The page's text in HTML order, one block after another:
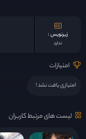
زیرنویس :
ندارد
امتیازات
امتیازی یافت نشد !
لیست های مرتبط کاربران